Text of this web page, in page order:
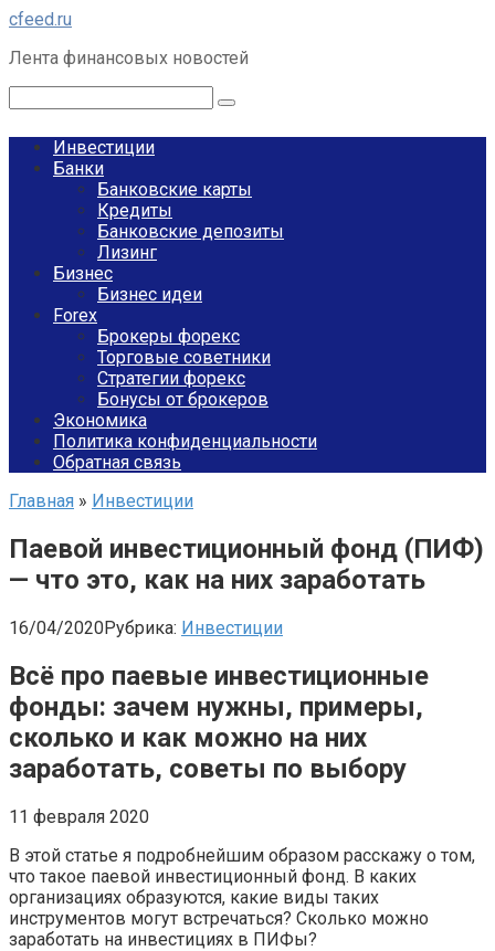
Перейти
контенту
cfeed.ru
Лента финансовых новостей
Инвестиции
Банки
Банковские карты
Кредиты
Банковские депозиты
Лизинг
Бизнес
Бизнес идеи
Forex
Брокеры форекс
Торговые советники
Стратегии форекс
Бонусы от брокеров
Экономика
Политика конфиденциальности
Обратная связь
Главная » Инвестиции
Паевой инвестиционный фонд (ПИФ)
— что это, как на них заработать
16/04/2020Рубрика: Инвестиции
Всё про паевые инвестиционные
фонды: зачем нужны, примеры,
сколько и как можно на них
заработать, советы по выбору
11 февраля 2020
В этой статье я подробнейшим образом расскажу о том,
что такое паевой инвестиционный фонд. В каких
организациях образуются, какие виды таких
инструментов могут встречаться? Сколько можно
заработать на инвестициях в ПИФы?